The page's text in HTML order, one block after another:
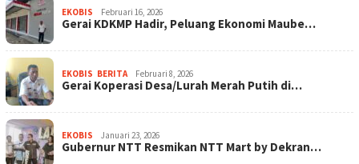
EKOBIS Februari 16, 2026
Gerai KDKMP Hadir, Peluang Ekonomi Maube…
EKOBIS BERITA Februari 8, 2026
Gerai Koperasi Desa/Lurah Merah Putih di…
EKOBIS Januari 23, 2026
Gubernur NTT Resmikan NTT Mart by Dekran…